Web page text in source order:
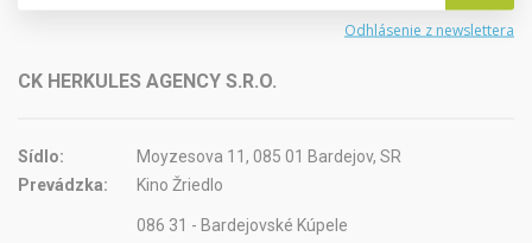
Odhlásenie z newslettera
CK HERKULES AGENCY S.R.O.
Sídlo:
Moyzesova 11, 085 01 Bardejov, SR
Prevádzka:
Kino Žriedlo
086 31 - Bardejovské Kúpele